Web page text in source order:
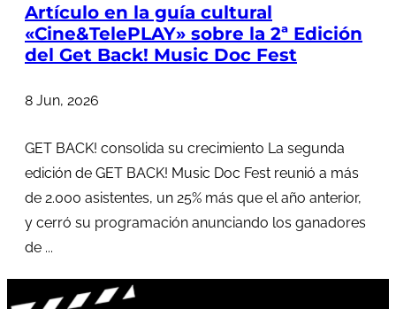
Artículo en la guía cultural
«Cine&TelePLAY» sobre la 2ª Edición
del Get Back! Music Doc Fest
8 Jun, 2026
GET BACK! consolida su crecimiento La segunda
edición de GET BACK! Music Doc Fest reunió a más
de 2.000 asistentes, un 25% más que el año anterior,
y cerró su programación anunciando los ganadores
de ...